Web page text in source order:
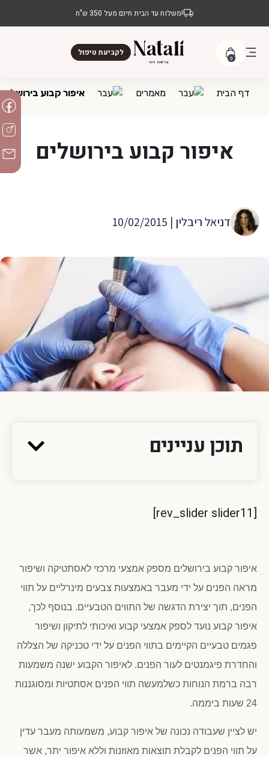
משלוח עד הבית חינם מעל 350 ש"ח
0
לקביעת טיפול
דף הבית מאמרים איפור קבוע בירושלים
איפור קבוע בירושלים
דניאל ריבלין | 10/02/2015
תוכן עניינים
[rev_slider slider11]
איפור קבוע בירושלים מספק אמצעי מרכזי לאסתטיקה ושיפור
מראה הפנים על ידי מעבר באמצעות צבעים מינרליים על תווי
הפנים, תוך יצירת הדגשה של התווים הטבעיים. בנוסף לכך,
איפור קבוע נועד לספק אמצעי קבוע ואיכותי לתיקון ושיפור
פגמים טבעיים הקיימים בתווי הפנים על ידי טכניקה של הצללה
והחדרת פיגמנטים לעור הפנים. לאיפור הקבוע ישנה משמעות
רבה ברמת הנוחות כשלמעשה תווי הפנים אסתטיות ומסוגננות
24 שעות ביממה.
יש לציין שעבודה נכונה של איפור קבוע, משמעותה מעבר עדין
על תווי הפנים לקבלת תוצאות מאוזנות וללא איפור יתר, אשר